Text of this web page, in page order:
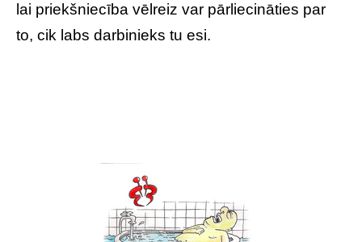
lai priekšniecība vēlreiz var pārliecināties par
to, cik labs darbinieks tu esi.